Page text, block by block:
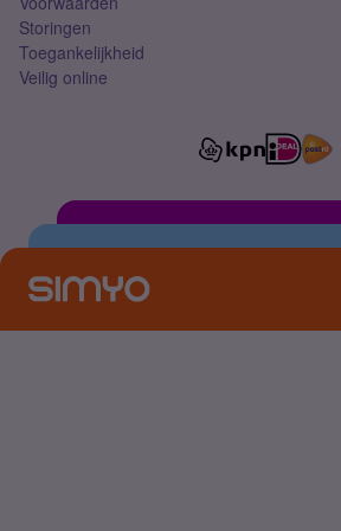
Storingen
Toegankelijkheid
Veilig online